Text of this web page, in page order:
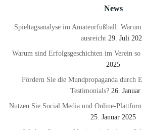
News
Spieltagsanalyse im Amateurfußball:
ausreicht 29. Juli
Warum sind Erfolgsgeschichten im Verein
2025
Fördern Sie die Mundpropaganda durch
Testimonials? 26.
Nutzen Sie Social Media und Online-
25. Januar 2025